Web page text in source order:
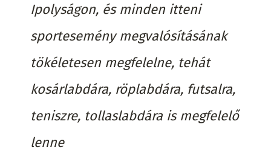
Ipolyságon, és minden itteni
sportesemény megvalósításának
tökéletesen megfelelne, tehát
kosárlabdára, röplabdára, futsalra,
teniszre, tollaslabdára is megfelelő
lenne